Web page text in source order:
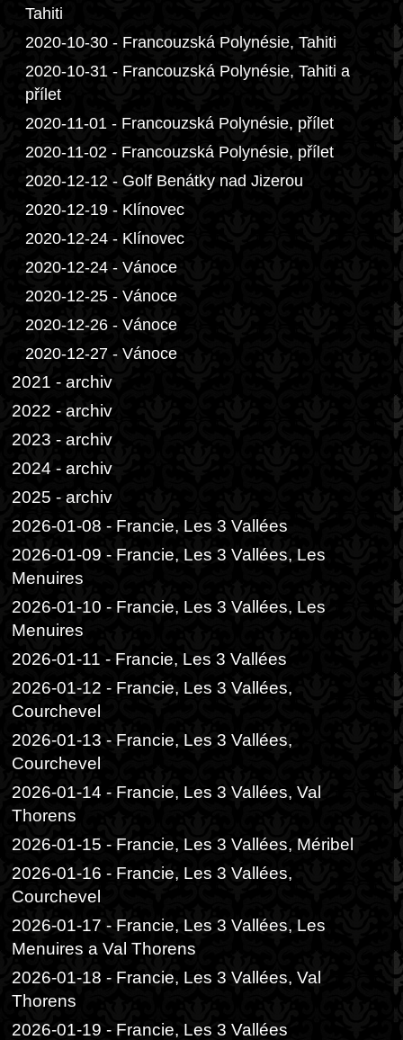
Tahiti
2020-10-30 - Francouzská Polynésie, Tahiti
2020-10-31 - Francouzská Polynésie, Tahiti a
přílet
2020-11-01 - Francouzská Polynésie, přílet
2020-11-02 - Francouzská Polynésie, přílet
2020-12-12 - Golf Benátky nad Jizerou
2020-12-19 - Klínovec
2020-12-24 - Klínovec
2020-12-24 - Vánoce
2020-12-25 - Vánoce
2020-12-26 - Vánoce
2020-12-27 - Vánoce
2021 - archiv
2022 - archiv
2023 - archiv
2024 - archiv
2025 - archiv
2026-01-08 - Francie, Les 3 Vallées
2026-01-09 - Francie, Les 3 Vallées, Les
Menuires
2026-01-10 - Francie, Les 3 Vallées, Les
Menuires
2026-01-11 - Francie, Les 3 Vallées
2026-01-12 - Francie, Les 3 Vallées,
Courchevel
2026-01-13 - Francie, Les 3 Vallées,
Courchevel
2026-01-14 - Francie, Les 3 Vallées, Val
Thorens
2026-01-15 - Francie, Les 3 Vallées, Méribel
2026-01-16 - Francie, Les 3 Vallées,
Courchevel
2026-01-17 - Francie, Les 3 Vallées, Les
Menuires a Val Thorens
2026-01-18 - Francie, Les 3 Vallées, Val
Thorens
2026-01-19 - Francie, Les 3 Vallées